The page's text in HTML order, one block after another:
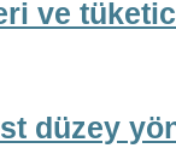
ve
düzey